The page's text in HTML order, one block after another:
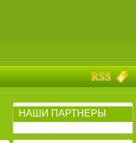
НАШИ ПАРТНЕРЫ